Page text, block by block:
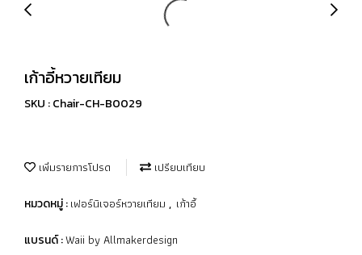
เก้าอี้หวายเทียม
SKU : Chair-CH-B0029
เพิ่มรายการโปรด เปรียบเทียบ
หมวดหมู่ :เฟอร์นิเจอร์หวายเทียม , เก้าอี้
แบรนด์ :Waii by Allmakerdesign